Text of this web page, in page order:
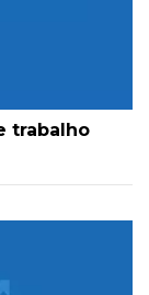
trabalho